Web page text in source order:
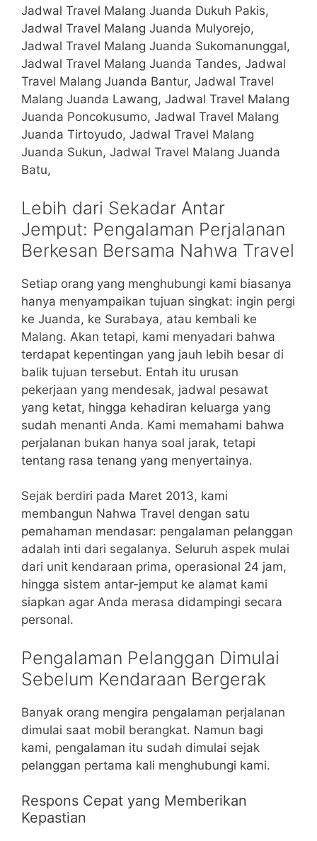
Jadwal Travel Malang Juanda Dukuh Pakis,
Jadwal Travel Malang Juanda Mulyorejo,
Jadwal Travel Malang Juanda Sukomanunggal,
Jadwal Travel Malang Juanda Tandes, Jadwal
Travel Malang Juanda Bantur, Jadwal Travel
Malang Juanda Lawang, Jadwal Travel Malang
Juanda Poncokusumo, Jadwal Travel Malang
Juanda Tirtoyudo, Jadwal Travel Malang
Juanda Sukun, Jadwal Travel Malang Juanda
Batu,
Lebih dari Sekadar Antar
Jemput: Pengalaman Perjalanan
Berkesan Bersama Nahwa Travel
Setiap orang yang menghubungi kami biasanya
hanya menyampaikan tujuan singkat: ingin pergi
ke Juanda, ke Surabaya, atau kembali ke
Malang. Akan tetapi, kami menyadari bahwa
terdapat kepentingan yang jauh lebih besar di
balik tujuan tersebut. Entah itu urusan
pekerjaan yang mendesak, jadwal pesawat
yang ketat, hingga kehadiran keluarga yang
sudah menanti Anda. Kami memahami bahwa
perjalanan bukan hanya soal jarak, tetapi
tentang rasa tenang yang menyertainya.
Sejak berdiri pada Maret 2013, kami
membangun Nahwa Travel dengan satu
pemahaman mendasar: pengalaman pelanggan
adalah inti dari segalanya. Seluruh aspek mulai
dari unit kendaraan prima, operasional 24 jam,
hingga sistem antar-jemput ke alamat kami
siapkan agar Anda merasa didampingi secara
personal.
Pengalaman Pelanggan Dimulai
Sebelum Kendaraan Bergerak
Banyak orang mengira pengalaman perjalanan
dimulai saat mobil berangkat. Namun bagi
kami, pengalaman itu sudah dimulai sejak
pelanggan pertama kali menghubungi kami.
Respons Cepat yang Memberikan
Kepastian